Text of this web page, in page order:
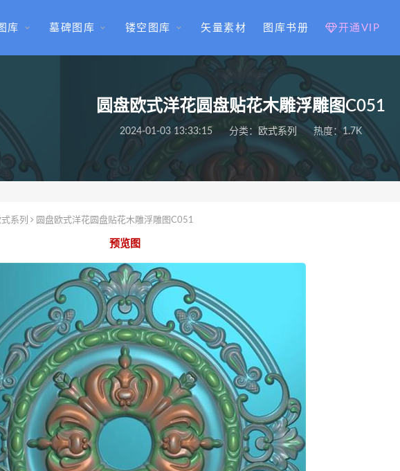
库 墓碑图库 镂空图库 矢量素材 图库书册 开通VIP
圆盘欧式洋花圆盘贴花木雕浮雕图C051
2024-01-03 13:33:15 分类： 欧式系列 热度：1.7K
式系列 圆盘欧式洋花圆盘贴花木雕浮雕图C051
预览图